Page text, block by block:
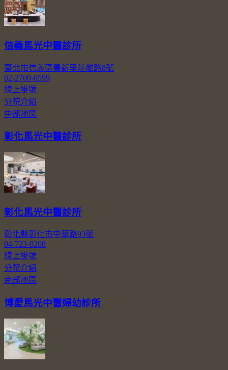
信義馬光中醫診所
臺北市信義區景新里莊敬路8號
02-2700-0599
線上掛號
分院介紹
中部地區
彰化馬光中醫診所
彰化馬光中醫診所
彰化縣彰化市中華路93號
04-723-0208
線上掛號
分院介紹
南部地區
博愛馬光中醫婦幼診所